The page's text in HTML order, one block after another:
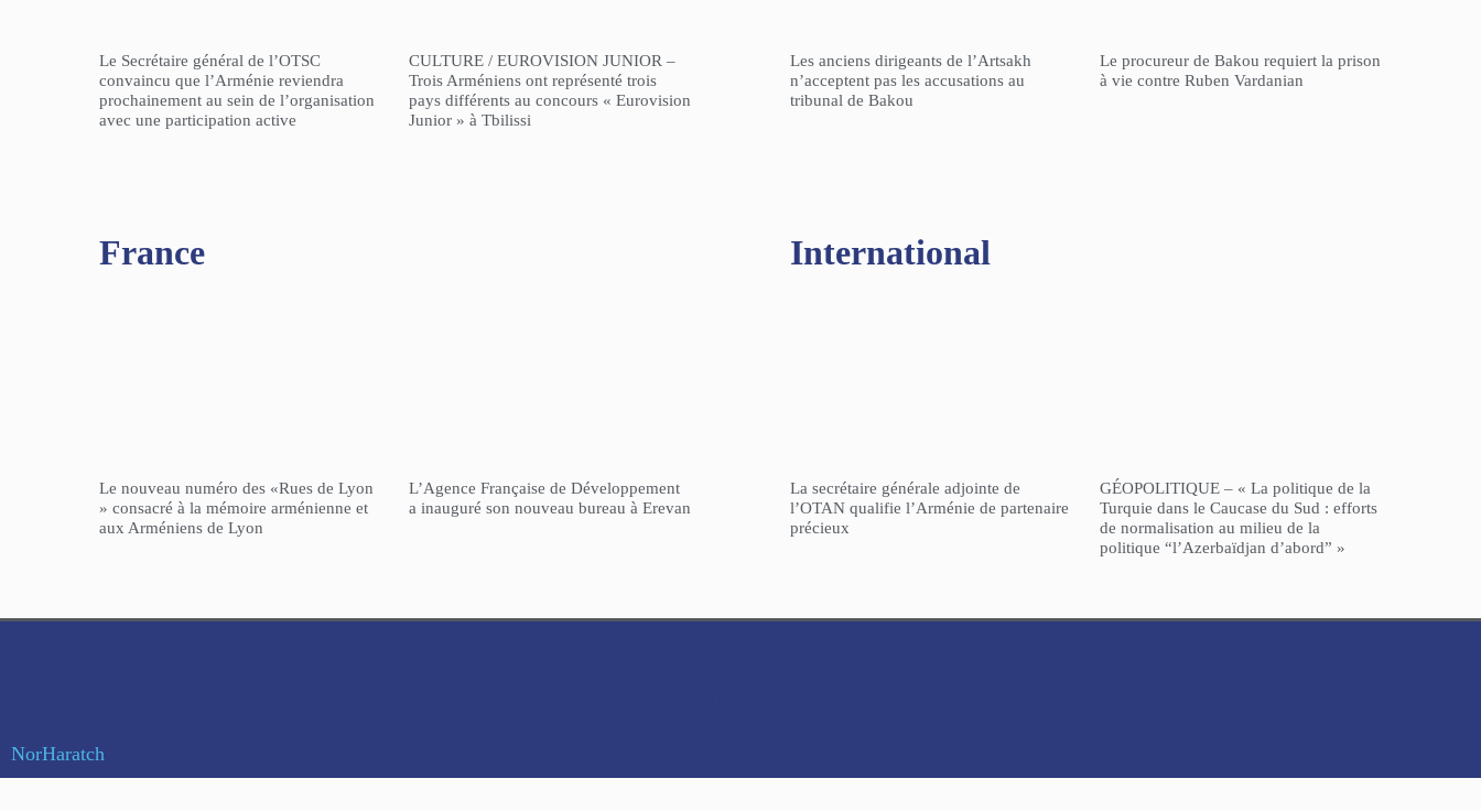
Le Secrétaire général de l’OTSC
convaincu que l’Arménie reviendra
prochainement au sein de l’organisation
avec une participation active
CULTURE / EUROVISION JUNIOR –
Trois Arméniens ont représenté trois
pays différents au concours « Eurovision
Junior » à Tbilissi
Les anciens dirigeants de l’Artsakh
n’acceptent pas les accusations au
tribunal de Bakou
Le procureur de Bakou requiert la prison
à vie contre Ruben Vardanian
France
Le nouveau numéro des «Rues de Lyon
» consacré à la mémoire arménienne et
aux Arméniens de Lyon
L’Agence Française de Développement
a inauguré son nouveau bureau à Erevan
International
La secrétaire générale adjointe de
l’OTAN qualifie l’Arménie de partenaire
précieux
GÉOPOLITIQUE – « La politique de la
Turquie dans le Caucase du Sud : efforts
de normalisation au milieu de la
politique “l’Azerbaïdjan d’abord” »
NorHaratch